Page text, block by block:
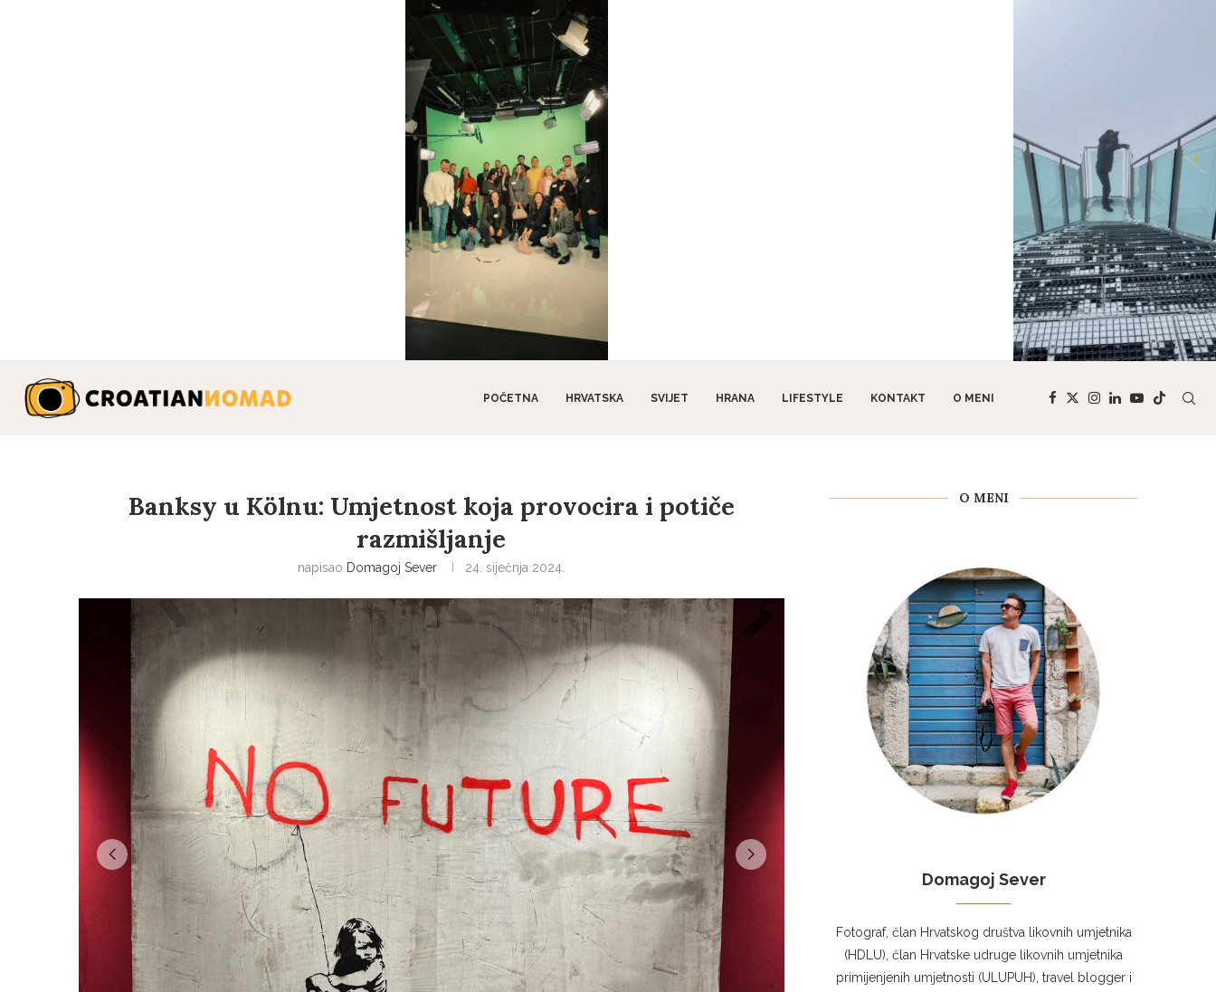
POČETNA HRVATSKA SVIJET HRANA LIFESTYLE KONTAKT O MENI
Banksy u Kölnu: Umjetnost koja provocira i potiče
razmišljanje
napisao Domagoj Sever 24. siječnja 2024.
O MENI
Domagoj Sever
Fotograf, član Hrvatskog društva likovnih umjetnika
(HDLU), član Hrvatske udruge likovnih umjetnika
primijenjenih umjetnosti (ULUPUH), travel blogger i